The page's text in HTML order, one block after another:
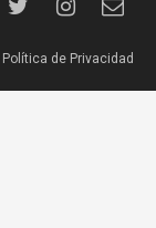
Política de Privacidad